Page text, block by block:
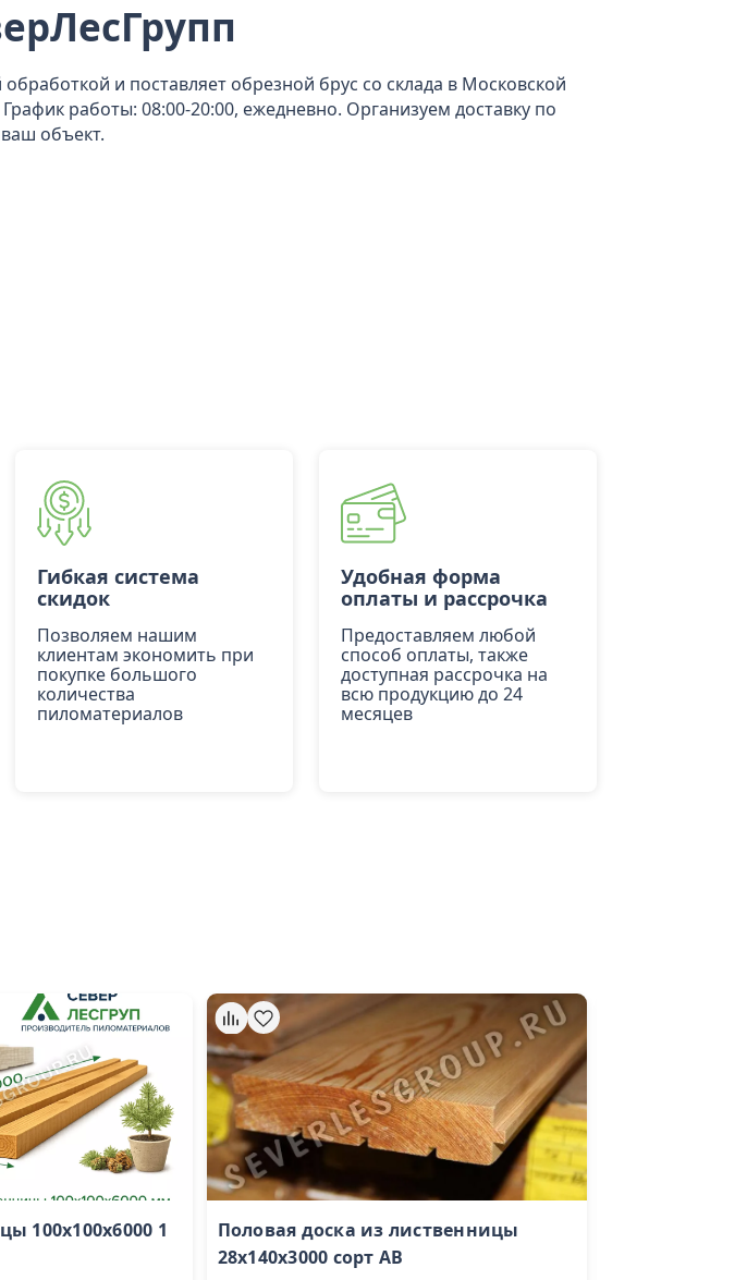
и поставляет обрезной брус со склада в Московской
работы: 08:00-20:00, ежедневно. Организуем доставку по
объект.
Гибкая система
скидок
Позволяем нашим
клиентам экономить при
покупке большого
количества
пиломатериалов
Удобная форма
оплаты и рассрочка
Предоставляем любой
способ оплаты, также
доступная рассрочка на
всю продукцию до 24
месяцев
100х100х6000 1
Половая доска из лиственницы
28х140х3000 сорт AB